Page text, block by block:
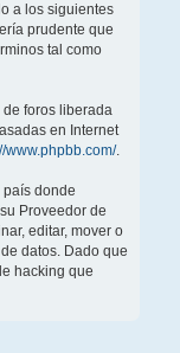
a los siguientes
prudente que
tal como
de foros liberada
en Internet
www.phpbb.com/.
donde
Proveedor de
editar, mover o
datos. Dado que
hacking que